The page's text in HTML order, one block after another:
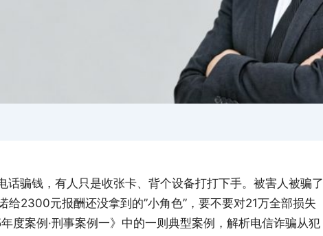
话骗钱，有人只是收张卡、背个设备打打下手。被害人被骗了
给2300元报酬还没拿到的”小角色”，要不要对21万全部损失
度案例·刑事案例一》中的一则典型案例，解析电信诈骗从犯